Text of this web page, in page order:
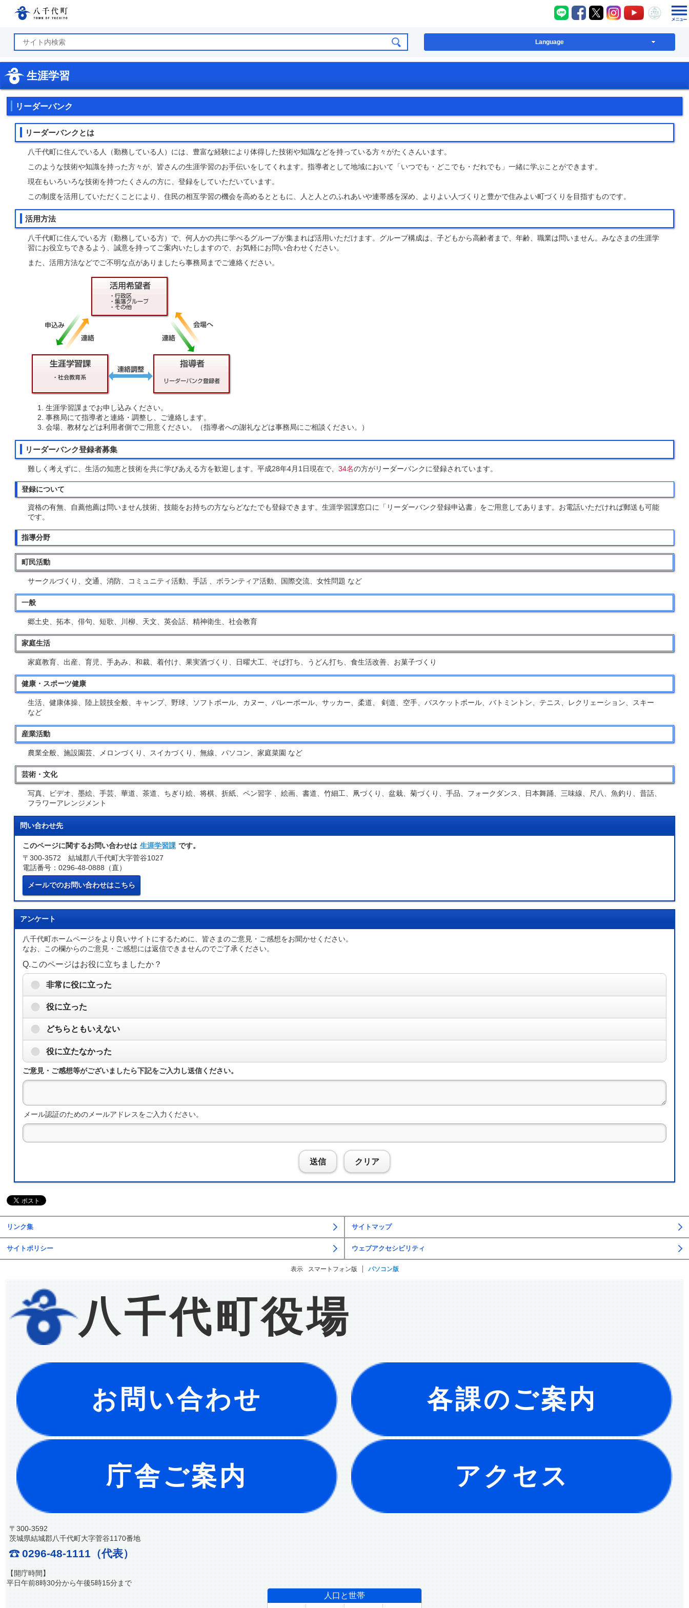
八千代町LINE
八千代町Facebook
八千代町X八千代町Instagram
八千代町八千代
Language
生涯学習
リーダーバンク
リーダーバンクとは
八千代町に住んでいる人（勤務している人）には、豊富な経験により体得した技術や知識などを持っている方々がたくさんいます。
このような技術や知識を持った方々が、皆さんの生涯学習のお手伝いをしてくれます。指導者として地域において「いつでも・どこでも・だれでも」一緒に学ぶことができます。
現在もいろいろな技術を持つたくさんの方に、登録をしていただいています。
この制度を活用していただくことにより、住民の相互学習の機会を高めるとともに、人と人とのふれあいや連帯感を深め、よりよい人づくりと豊かで住みよい町づくりを目指すものです。
活用方法
八千代町に住んでいる方（勤務している方）で、何人かの共に学べるグループが集まれば活用いただけます。グループ構成は、子どもから高齢者まで、年齢、職業は問いません。みなさまの生涯学
習にお役立ちできるよう、誠意を持ってご案内いたしますので、お気軽にお問い合わせください。
また、活用方法などでご不明な点がありましたら事務局までご連絡ください。
生涯学習課までお申し込みください。
事務局にて指導者と連絡・調整し、ご連絡します。
会場、教材などは利用者側でご用意ください。（指導者への謝礼などは事務局にご相談ください。）
リーダーバンク登録者募集
難しく考えずに、生活の知恵と技術を共に学びあえる方を歓迎します。平成28年4月1日現在で、 34名の方がリーダーバンクに登録されています。
登録について
資格の有無、自薦他薦は問いません技術、技能をお持ちの方ならどなたでも登録できます。生涯学習課窓口に「リーダーバンク登録申込書」をご用意してあります。お電話いただければ郵送も可能
です。
指導分野
町民活動
サークルづくり、交通、消防、コミュニティ活動、手話 、ボランティア活動、国際交流、女性問題 など
一般
郷土史、拓本、俳句、短歌、川柳、天文、英会話、精神衛生、社会教育
家庭生活
家庭教育、出産、育児、手あみ、和裁、着付け、果実酒づくり、日曜大工、そば打ち、うどん打ち、食生活改善、お菓子づくり
健康・スポーツ健康
生活、健康体操、陸上競技全般、キャンプ、野球、ソフトボール、カヌー、バレーボール、サッカー、柔道、 剣道、空手、バスケットボール、バトミントン、テニス、レクリェーション、スキー
など
産業活動
農業全般、施設園芸、メロンづくり、スイカづくり、無線、パソコン、家庭菜園 など
芸術・文化
写真、ビデオ、墨絵、手芸、華道、茶道、ちぎり絵、将棋、折紙、ペン習字 、絵画、書道、竹細工、凧づくり、盆栽、菊づくり、手品、フォークダンス、日本舞踊、三味線、尺八、魚釣り、昔話、
フラワーアレンジメント
問い合わせ先
このページに関するお問い合わせは 生涯学習課 です。
〒300-3572 結城郡八千代町大字菅谷1027
電話番号：0296-48-0888（直）
メールでのお問い合わせはこちら
アンケート
八千代町ホームページをより良いサイトにするために、皆さまのご意見・ご感想をお聞かせください。
なお、この欄からのご意見・ご感想には返信できませんのでご了承ください。
Q.このページはお役に立ちましたか？
非常に役に立った
役に立った
どちらともいえない
役に立たなかった
ご意見・ご感想等がございましたら下記をご入力し送信ください。
メール認証のためのメールアドレスをご入力ください。
送信 クリア
リンク集 サイトマップ
サイトポリシー ウェブアクセシビリティ
表示 スマートフォン版 パソコン版
八千代町役場
お問い合わせ 各課のご案内
庁舎ご案内 アクセス
〒300-3592
茨城県結城郡八千代町大字菅谷1170番地
0296-48-1111（代表）
【開庁時間】
平日午前8時30分から午後5時15分まで